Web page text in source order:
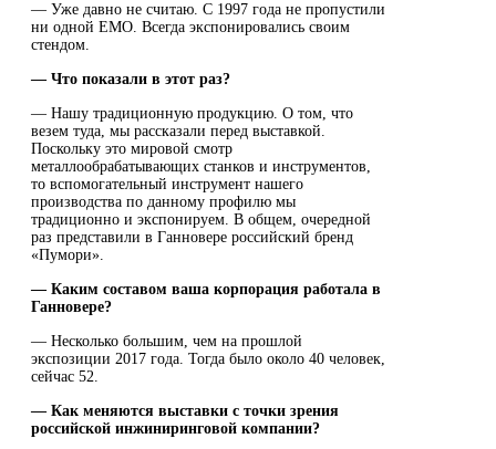
― Уже давно не считаю. С 1997 года не пропустили
ни одной EMO. Всегда экспонировались своим
стендом.
― Что показали в этот раз?
― Нашу традиционную продукцию. О том, что
везем туда, мы рассказали перед выставкой.
Поскольку это мировой смотр
металлообрабатывающих станков и инструментов,
то вспомогательный инструмент нашего
производства по данному профилю мы
традиционно и экспонируем. В общем, очередной
раз представили в Ганновере российский бренд
«Пумори».
― Каким составом ваша корпорация работала в
Ганновере?
― Несколько большим, чем на прошлой
экспозиции 2017 года. Тогда было около 40 человек,
сейчас 52.
― Как меняются выставки с точки зрения
российской инжиниринговой компании?